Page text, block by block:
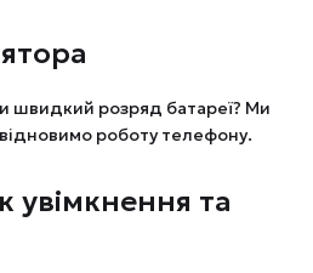
швидкий розряд батареї? Ми
роботу телефону.
увімкнення та